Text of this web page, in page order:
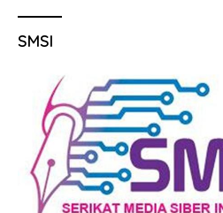
SMSI